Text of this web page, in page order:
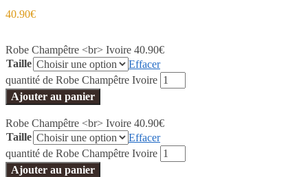
40.90€
Robe Champêtre <br> Ivoire 40.90€
Taille
Effacer
quantité de Robe Champêtre Ivoire
Ajouter au panier
Robe Champêtre <br> Ivoire 40.90€
Taille
Effacer
quantité de Robe Champêtre Ivoire
Ajouter au panier